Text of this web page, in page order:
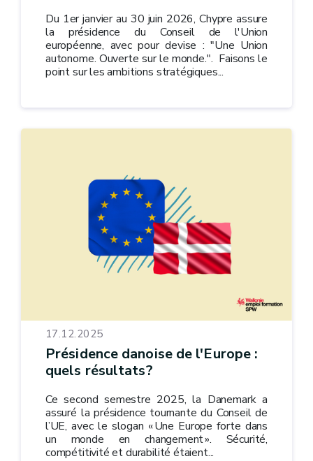
Du 1er janvier au 30 juin 2026, Chypre assure
la présidence du Conseil de l'Union
européenne, avec pour devise : "Une Union
autonome. Ouverte sur le monde.". Faisons le
point sur les ambitions stratégiques...
17.12.2025
Présidence danoise de l'Europe :
quels résultats?
Ce second semestre 2025, la Danemark a
assuré la présidence tournante du Conseil de
l’UE, avec le slogan « Une Europe forte dans
un monde en changement ». Sécurité,
compétitivité et durabilité étaient...